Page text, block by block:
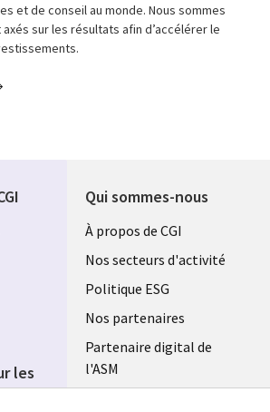
et de conseil au monde. Nous sommes
sur les résultats afin d’accélérer le
Qui sommes-nous
Useful
links
FRANCE
À propos de CGI
Nos secteurs d'activité
Politique ESG
Nos partenaires
Partenaire digital de
l'ASM
les